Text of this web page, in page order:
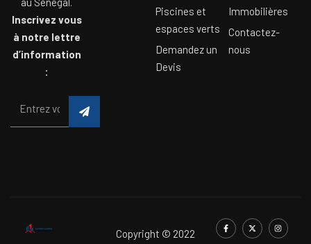
Inscrivez vous
à notre lettre
d’information
:
Piscines et
espaces verts
Demandez un
Devis
Immobilières
Contactez-
nous
Copyright © 2022